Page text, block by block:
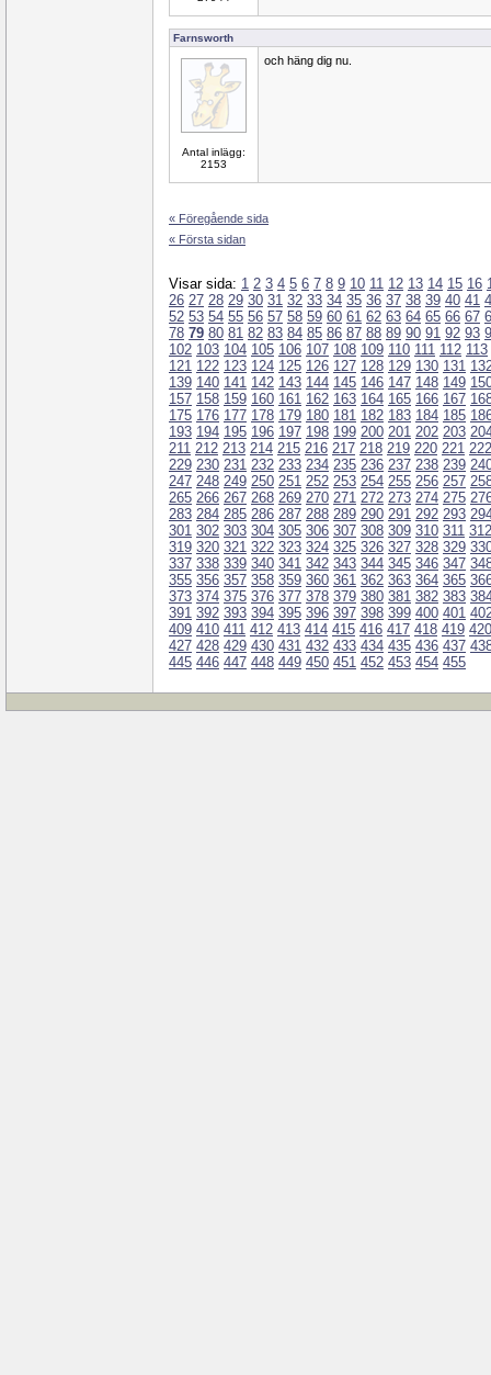
Farnsworth
Antal inlägg:
2153
och häng dig nu.
« Föregående sida
« Första sidan
Visar sida: 1 2 3 4 5 6 7 8 9 10 11 12 13 14 15 16
26 27 28 29 30 31 32 33 34 35 36 37 38 39 40 41
52 53 54 55 56 57 58 59 60 61 62 63 64 65 66 67
78 79 80 81 82 83 84 85 86 87 88 89 90 91 92 93
102 103 104 105 106 107 108 109 110 111 112 113
121 122 123 124 125 126 127 128 129 130 131
139 140 141 142 143 144 145 146 147 148 149
157 158 159 160 161 162 163 164 165 166 167
175 176 177 178 179 180 181 182 183 184 185
193 194 195 196 197 198 199 200 201 202 203
211 212 213 214 215 216 217 218 219 220 221 222
229 230 231 232 233 234 235 236 237 238 239
247 248 249 250 251 252 253 254 255 256 257
265 266 267 268 269 270 271 272 273 274 275
283 284 285 286 287 288 289 290 291 292 293
301 302 303 304 305 306 307 308 309 310 311 312
319 320 321 322 323 324 325 326 327 328 329
337 338 339 340 341 342 343 344 345 346 347
355 356 357 358 359 360 361 362 363 364 365
373 374 375 376 377 378 379 380 381 382 383
391 392 393 394 395 396 397 398 399 400 401
409 410 411 412 413 414 415 416 417 418 419 420
427 428 429 430 431 432 433 434 435 436 437
445 446 447 448 449 450 451 452 453 454 455